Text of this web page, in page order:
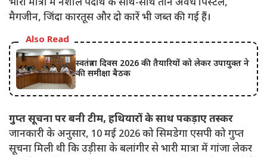
भारी मात्रा में नशीले पदार्थ के साथ-साथ तीन अवैध पिस्टल,
मैगजीन, जिंदा कारतूस और दो कारें भी जब्त की गई हैं।
Also Read
स्वतंत्रता दिवस 2026 की तैयारियों को लेकर उपायुक्त ने
की समीक्षा बैठक
गुप्त सूचना पर बनी टीम, हथियारों के साथ पकड़ाए तस्कर
जानकारी के अनुसार, 10 मई 2026 को सिमडेगा एसपी को गुप्त
सूचना मिली थी कि उड़ीसा के बलांगीर से भारी मात्रा में गांजा लेकर